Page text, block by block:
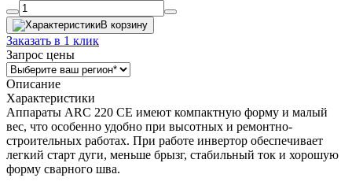
В корзину
Заказать в 1 клик
Запрос цены
Описание
Характеристики
Аппараты ARC 220 СE имеют компактную форму и малый
вес, что особенно удобно при высотных и ремонтно-
строительных работах. При работе инвертор обеспечивает
легкий старт дуги, меньше брызг, стабильный ток и хорошую
форму сварного шва.